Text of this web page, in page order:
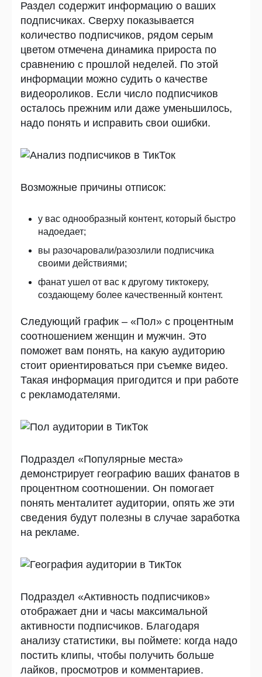
Раздел содержит информацию о ваших
подписчиках. Сверху показывается
количество подписчиков, рядом серым
цветом отмечена динамика прироста по
сравнению с прошлой неделей. По этой
информации можно судить о качестве
видеороликов. Если число подписчиков
осталось прежним или даже уменьшилось,
надо понять и исправить свои ошибки.
Возможные причины отписок:
у вас однообразный контент, который быстро
надоедает;
вы разочаровали/разозлили подписчика
своими действиями;
фанат ушел от вас к другому тиктокеру,
создающему более качественный контент.
Следующий график – «Пол» с процентным
соотношением женщин и мужчин. Это
поможет вам понять, на какую аудиторию
стоит ориентироваться при съемке видео.
Такая информация пригодится и при работе
с рекламодателями.
Подраздел «Популярные места»
демонстрирует географию ваших фанатов в
процентном соотношении. Он помогает
понять менталитет аудитории, опять же эти
сведения будут полезны в случае заработка
на рекламе.
Подраздел «Активность подписчиков»
отображает дни и часы максимальной
активности подписчиков. Благодаря
анализу статистики, вы поймете: когда надо
постить клипы, чтобы получить больше
лайков, просмотров и комментариев.